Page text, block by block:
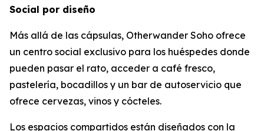
Social por diseño
Más allá de las cápsulas, Otherwander Soho ofrece
un centro social exclusivo para los huéspedes donde
pueden pasar el rato, acceder a café fresco,
pastelería, bocadillos y un bar de autoservicio que
ofrece cervezas, vinos y cócteles.
Los espacios compartidos están diseñados con la